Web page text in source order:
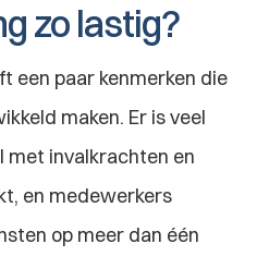
zo lastig?
een paar kenmerken die
maken. Er is veel
met invalkrachten en
en medewerkers
op meer dan één